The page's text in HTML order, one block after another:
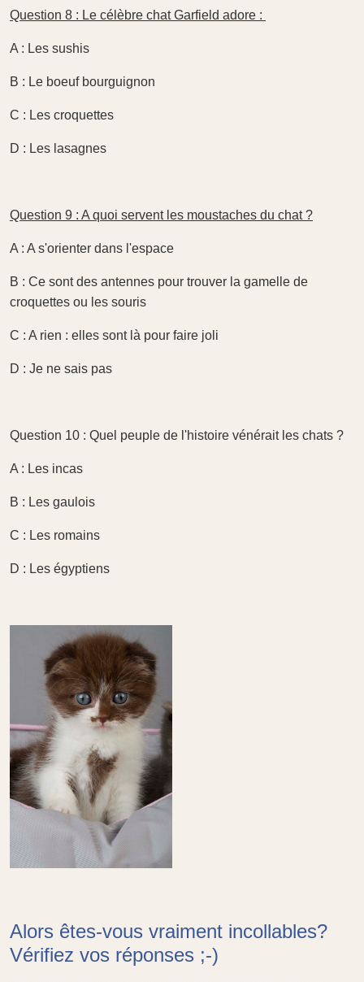
Question 8 : Le célèbre chat Garfield adore :
A : Les sushis
B : Le boeuf bourguignon
C : Les croquettes
D : Les lasagnes
Question 9 : A quoi servent les moustaches du chat ?
A : A s'orienter dans l'espace
B : Ce sont des antennes pour trouver la gamelle de
croquettes ou les souris
C : A rien : elles sont là pour faire joli
D : Je ne sais pas
Question 10 : Quel peuple de l'histoire vénérait les chats ?
A : Les incas
B : Les gaulois
C : Les romains
D : Les égyptiens
Alors êtes-vous vraiment incollables?
Vérifiez vos réponses ;-)